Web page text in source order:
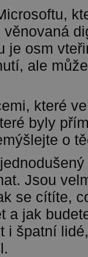
je osm
ale
které
byly
o
Jsou
se cítíte,
a jak
i špatní